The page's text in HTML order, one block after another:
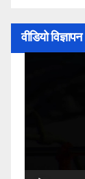
वीडियो विज्ञापन